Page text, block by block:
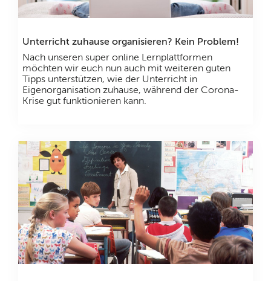
Unterricht zuhause organisieren? Kein Problem!
Nach unseren super online Lernplattformen
möchten wir euch nun auch mit weiteren guten
Tipps unterstützen, wie der Unterricht in
Eigenorganisation zuhause, während der Corona-
Krise gut funktionieren kann.